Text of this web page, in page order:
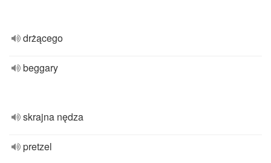
drżącego
beggary
skrajna nędza
pretzel